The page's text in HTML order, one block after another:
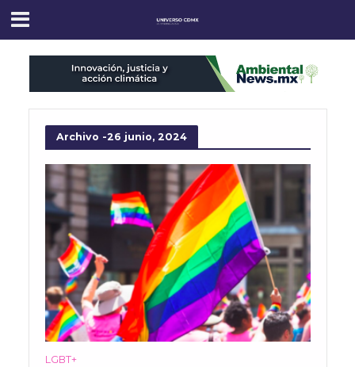
Archivo -26 junio, 2024
LGBT+